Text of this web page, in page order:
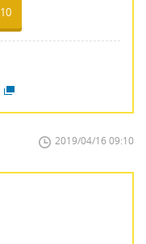
10
2019/04/16 09:10